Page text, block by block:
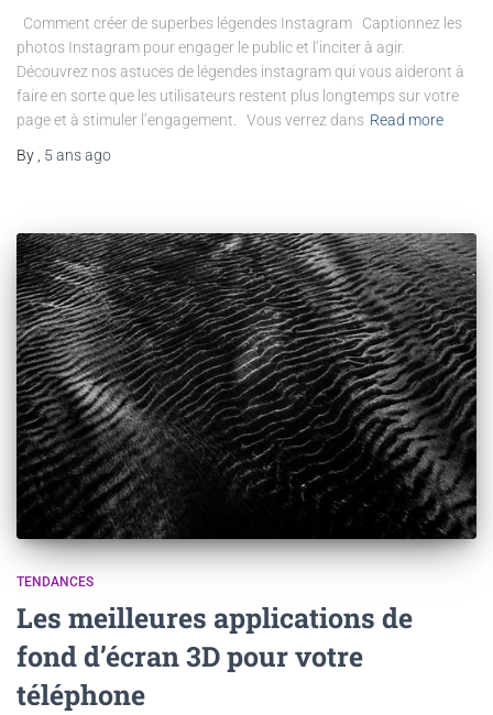
Comment créer de superbes légendes Instagram Captionnez les
photos Instagram pour engager le public et l’inciter à agir.
Découvrez nos astuces de légendes instagram qui vous aideront à
faire en sorte que les utilisateurs restent plus longtemps sur votre
page et à stimuler l’engagement. Vous verrez dans Read more
By
5 ansago
TENDANCES
Les meilleures applications de
fond d’écran 3D pour votre
téléphone